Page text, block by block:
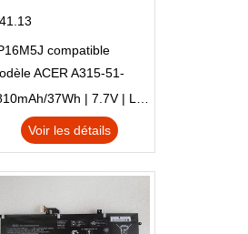
compatible
ACER A315-51-
N17Q1 SERIES
Voir les détails